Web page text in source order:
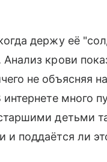
держу её
крови
не объясняя
много
детьми
и поддаётся ли